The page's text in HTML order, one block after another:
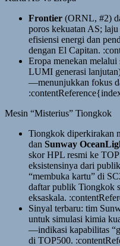
Frontier (ORNL, #2)
poros kekuatan AS;
efisiensi energi dan
dengan El Capitan.
Eropa menekan
LUMI generasi
—menunjukkan fokus
Mesin “Misterius” Tiongkok
Tiongkok diperkirakan
dan Sunway
skor HPL resmi ke
eksistensinya dari
“membuka kartu” di
daftar publik Tiongkok
eksaskala.
Sinyal terbaru: tim
untuk simulasi kimia
—indikasi kapabilitas
di TOP500.